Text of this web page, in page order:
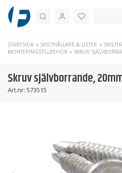
Sök
STARTSIDA SKYLTHÅLLARE & LISTER
MONTERINGSTILLBEHÖR
SKRUV
Skruv självborrande,
Art.nr: 573515